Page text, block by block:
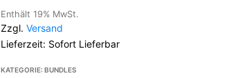
Enthält 19% MwSt.
Zzgl.Versand
Lieferzeit: Sofort Lieferbar
KATEGORIE:BUNDLES